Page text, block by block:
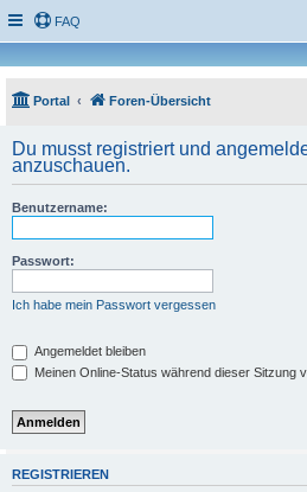
FAQ
Portal Foren-Übersicht
Du musst registriert und
anzuschauen.
Benutzername:
Passwort:
Ich habe mein Passwort vergessen
Angemeldet bleiben
Meinen Online-Status während dieser Sitzung
REGISTRIEREN